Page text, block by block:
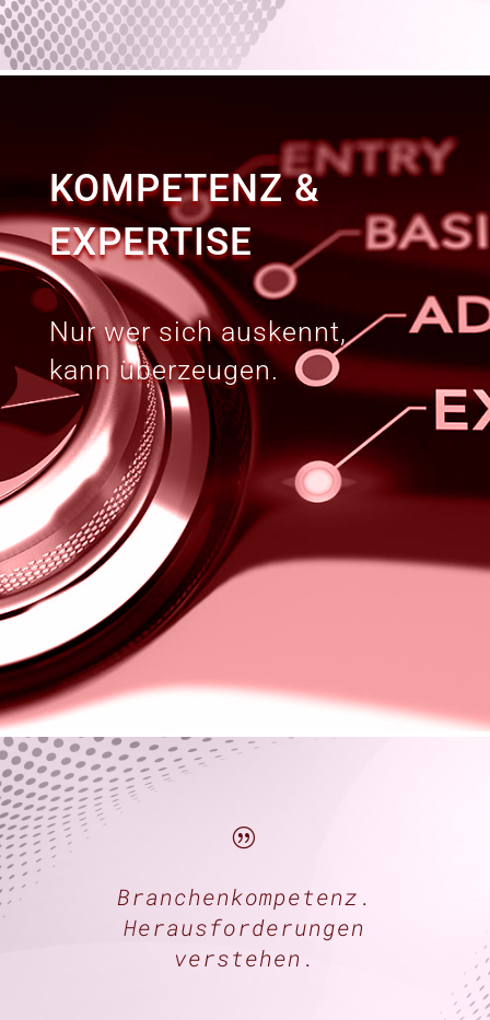
KOMPETENZ &
EXPERTISE
Nur wer sich auskennt,
kann überzeugen.
|
Branchenkompetenz.
Herausforderungen
verstehen.